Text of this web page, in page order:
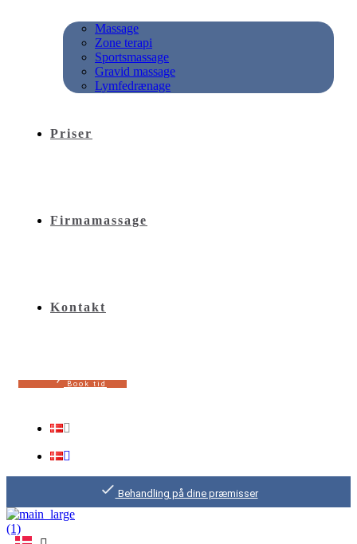
Massage
Zone terapi
Sportsmassage
Gravid massage
Lymfedrænage
Priser
Firmamassage
Kontakt
B o o k t i d
Behandling på dine præmisser